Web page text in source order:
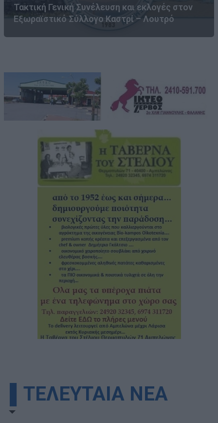
Τακτική Γενική Συνέλευση και εκλογές στον
Εξωραϊστικό Σύλλογο Καστρί – Λουτρό
▌ΤΕΛΕΥΤΑΙΑ ΝΕΑ